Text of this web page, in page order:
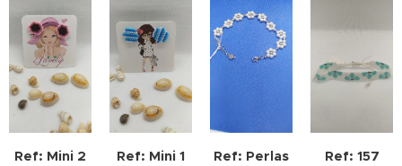
Ref: Mini 2 Ref: Mini 1 Ref: Perlas Ref: 157